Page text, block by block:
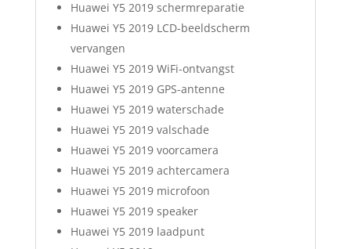
Huawei Y5 2019 schermreparatie
Huawei Y5 2019 LCD-beeldscherm
vervangen
Huawei Y5 2019 WiFi-ontvangst
Huawei Y5 2019 GPS-antenne
Huawei Y5 2019 waterschade
Huawei Y5 2019 valschade
Huawei Y5 2019 voorcamera
Huawei Y5 2019 achtercamera
Huawei Y5 2019 microfoon
Huawei Y5 2019 speaker
Huawei Y5 2019 laadpunt